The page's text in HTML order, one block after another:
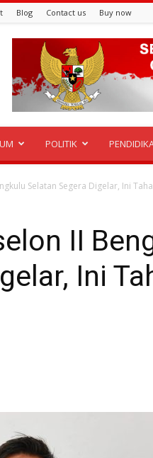
Blog Contact us Buy now
POLITIK
Selatan Segera Digelar, Ini
II
Ini